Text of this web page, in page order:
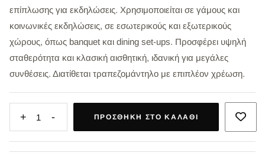
επίπλωσης για εκδηλώσεις. Χρησιμοποιείται σε γάμους και
κοινωνικές εκδηλώσεις, σε εσωτερικούς και εξωτερικούς
χώρους, όπως banquet και dining set-ups. Προσφέρει υψηλή
σταθερότητα και κλασική αισθητική, ιδανική για μεγάλες
συνθέσεις. Διατίθεται τραπεζομάντηλο με επιπλέον χρέωση.
+ 1 - ΠΡΟΣΘΉΚΗ ΣΤΟ ΚΑΛΆΘΙ